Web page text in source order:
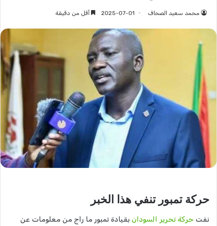
محمد سعيد الصحاف 2025-07-01 أقل من دقيقة
حركة تمبور تنفي هذا الخبر
نفت حركة تحرير السودان بقيادة تمبور ما راج من معلومات عن